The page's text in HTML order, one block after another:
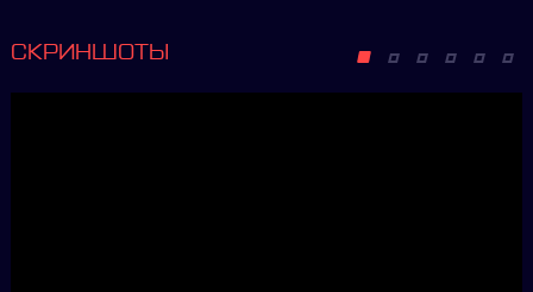
СКРИНШОТЫ